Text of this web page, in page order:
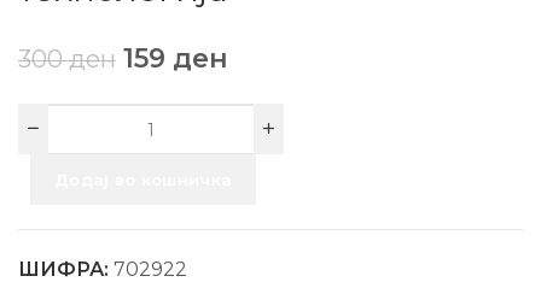
300ден 159 ден
ШИФРА: 702922